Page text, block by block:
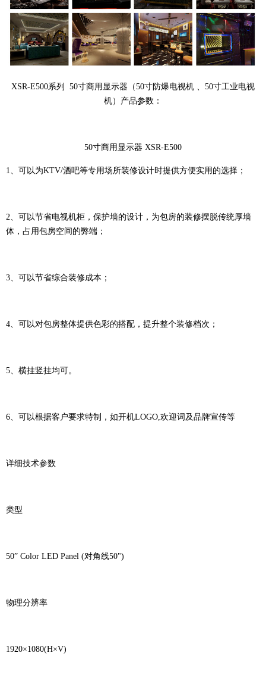
XSR-E500系列 50寸商用显示器（50寸防爆电视机 、50寸工业电视
机）产品参数：
50寸商用显示器 XSR-E500
1、可以为KTV/酒吧等专用场所装修设计时提供方便实用的选择；
2、可以节省电视机柜，保护墙的设计，为包房的装修摆脱传统厚墙
体，占用包房空间的弊端；
3、可以节省综合装修成本；
4、可以对包房整体提供色彩的搭配，提升整个装修档次；
5、横挂竖挂均可。
6、可以根据客户要求特制，如开机LOGO,欢迎词及品牌宣传等
详细技术参数
类型
50” Color LED Panel (对角线50")
物理分辨率
1920×1080(H×V)